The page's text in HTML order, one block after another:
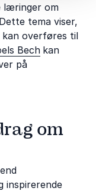
læringer om
tema viser,
overføres til
Bech kan
på
om
inspirerende